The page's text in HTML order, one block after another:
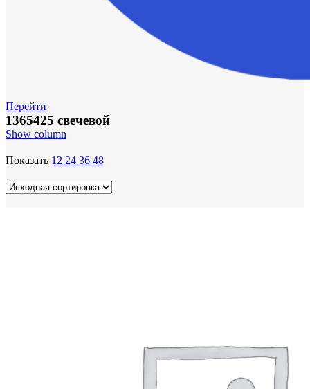
Перейти
1365425 свечевой
Show column
Показать 12 24 36 48